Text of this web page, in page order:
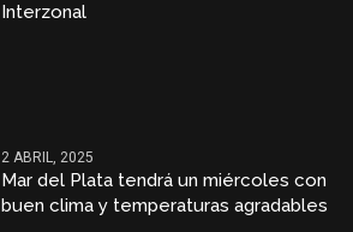
Interzonal
2 ABRIL, 2025
Mar del Plata tendrá un miércoles con
buen clima y temperaturas agradables